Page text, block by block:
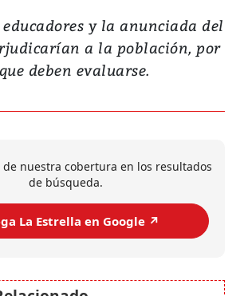
y la anunciada del
a la población, por
deben evaluarse.
de nuestra cobertura en los resultados
de búsqueda.
La Estrella en Google ↗️